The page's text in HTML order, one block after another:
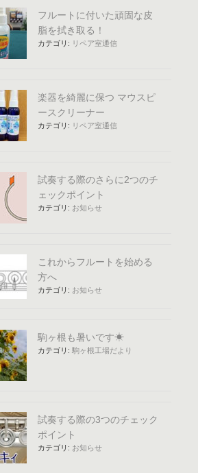
フルートに付いた頑固な皮
脂を拭き取る！
カテゴリ: リペア室通信
楽器を綺麗に保つ マウスピ
ースクリーナー
カテゴリ: リペア室通信
試奏する際のさらに2つのチ
ェックポイント
カテゴリ: お知らせ
これからフルートを始める
方へ
カテゴリ: お知らせ
駒ヶ根も暑いです☀
カテゴリ: 駒ヶ根工場だより
試奏する際の3つのチェック
ポイント
カテゴリ: お知らせ